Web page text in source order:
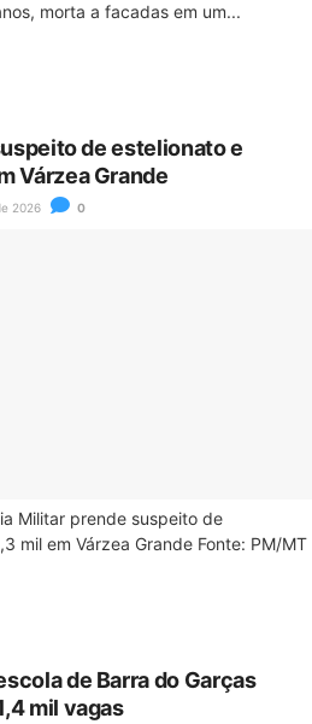
morta a facadas em um...
de estelionato e
Várzea Grande
2026 0
Militar prende suspeito de
mil em Várzea Grande Fonte: PM/MT
de Barra do Garças
mil vagas